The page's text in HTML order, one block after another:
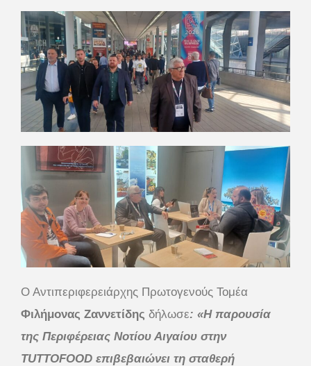
Ο Αντιπεριφερειάρχης Πρωτογενούς Τομέα
Φιλήμονας Ζαννετίδης δήλωσε: «Η παρουσία
της Περιφέρειας Νοτίου Αιγαίου στην
TUTTOFOOD επιβεβαιώνει τη σταθερή